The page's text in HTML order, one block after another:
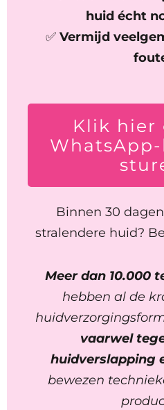
huid écht
✅ Vermijd
Klik hier
Binnen 30
stralendere huid?
Meer dan 10.000
hebben al de
vaarwel
huidverslapping
bewezen